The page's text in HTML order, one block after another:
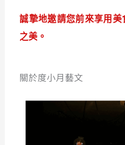
誠摯地邀請您前來享用
之美。
關於度小月藝文